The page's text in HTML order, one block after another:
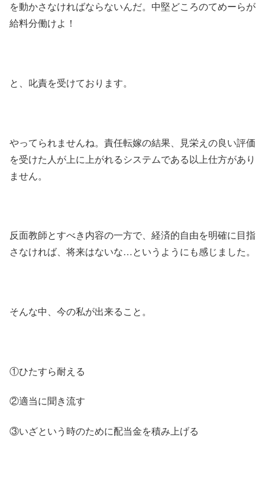
を動かさなければならないんだ。中堅どころのてめーらが
給料分働けよ！
と、叱責を受けております。
やってられませんね。責任転嫁の結果、見栄えの良い評価
を受けた人が上に上がれるシステムである以上仕方があり
ません。
反面教師とすべき内容の一方で、経済的自由を明確に目指
さなければ、将来はないな…というようにも感じました。
そんな中、今の私が出来ること。
①ひたすら耐える
②適当に聞き流す
③いざという時のために配当金を積み上げる